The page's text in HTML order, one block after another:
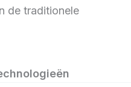
de traditionele